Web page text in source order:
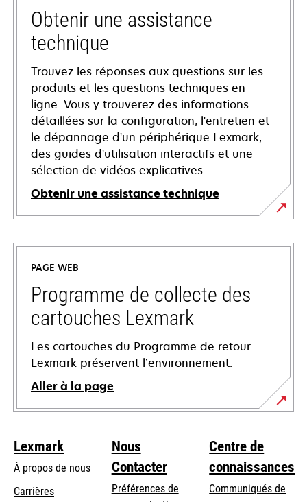
Obtenir une assistance
technique
Trouvez les réponses aux questions sur les
produits et les questions techniques en
ligne. Vous y trouverez des informations
détaillées sur la configuration, l'entretien et
le dépannage d'un périphérique Lexmark,
des guides d'utilisation interactifs et une
sélection de vidéos explicatives.
Obtenir une assistance technique
s’ouvre
dans
nouvel
onglet
PAGE WEB
Programme de collecte des
cartouches Lexmark
Les cartouches du Programme de retour
Lexmark préservent l’environnement.
Aller à la page
Lexmark
À propos de nous
Carrières
Nous
Contacter
Préférences de
Centre de
connaissances
Communiqués de